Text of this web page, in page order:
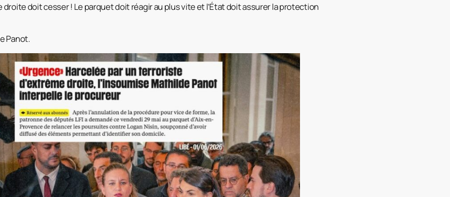
droite doit cesser ! Le parquet doit réagir au plus vite et l’État doit assurer la protection
Panot.